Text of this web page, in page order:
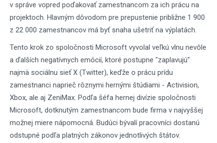
v správe vopred poďakovať zamestnancom za ich prácu na
projektoch. Hlavným dôvodom pre prepustenie približne 1 900
z 22 000 zamestnancov má byť snaha ušetriť na výplatách.
Tento krok zo spoločnosti Microsoft vyvolal veľkú vlnu nevôle
a ďalších negatívnych emócií, ktoré postupne "zaplavujú"
najmä sociálnu sieť X (Twitter), keďže o prácu prídu
zamestnanci naprieč rôznymi hernými štúdiami - Activision,
Xbox, ale aj ZeniMax. Podľa šéfa hernej divízie spoločnosti
Microsoft, dotknutým zamestnancom bude firma v najvyššej
možnej miere nápomocná. Budúci bývalí pracovníci dostanú
odstupné podľa platných zákonov jednotlivých štátov.